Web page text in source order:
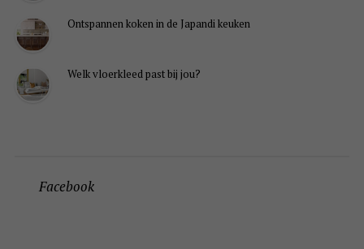
Ontspannen koken in de Japandi keuken
Welk vloerkleed past bij jou?
Facebook